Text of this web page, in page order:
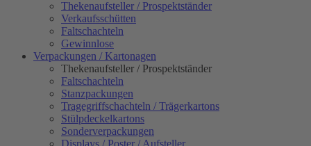
Thekenaufsteller / Prospektständer
Verkaufsschütten
Faltschachteln
Gewinnlose
Verpackungen / Kartonagen
Thekenaufsteller / Prospektständer
Faltschachteln
Stanzpackungen
Tragegriffschachteln / Trägerkartons
Stülpdeckelkartons
Sonderverpackungen
Displays / Poster / Aufsteller